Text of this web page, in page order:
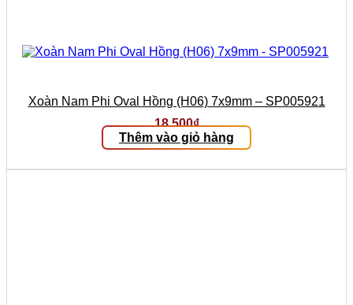
Xoàn Nam Phi Oval Hồng (H06) 7x9mm – SP005921
18.500₫
Thêm vào giỏ hàng